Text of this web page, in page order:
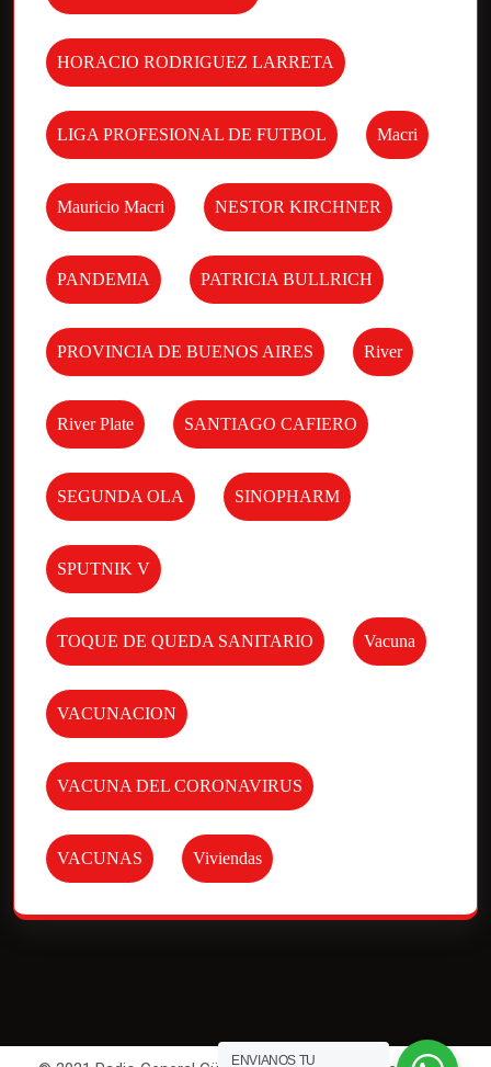
HORACIO RODRIGUEZ LARRETA
LIGA PROFESIONAL DE FUTBOL Macri
Mauricio Macri NESTOR KIRCHNER
PANDEMIA PATRICIA BULLRICH
PROVINCIA DE BUENOS AIRES River
River Plate SANTIAGO CAFIERO
SEGUNDA OLA SINOPHARM
SPUTNIK V
TOQUE DE QUEDA SANITARIO Vacuna
VACUNACION
VACUNA DEL CORONAVIRUS
VACUNAS Viviendas
ENVIANOS TU